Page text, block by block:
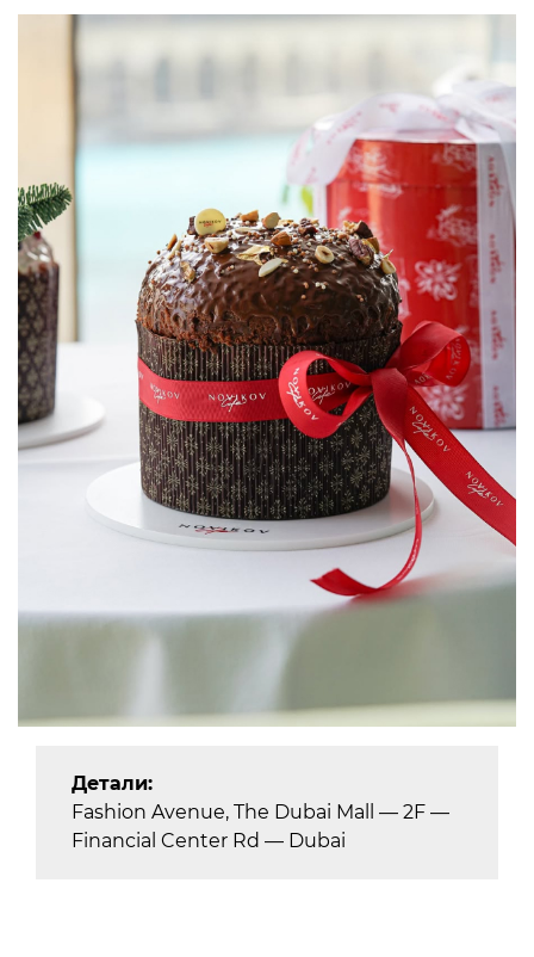
Детали:
Fashion Avenue, The Dubai Mall — 2F —
Financial Center Rd — Dubai